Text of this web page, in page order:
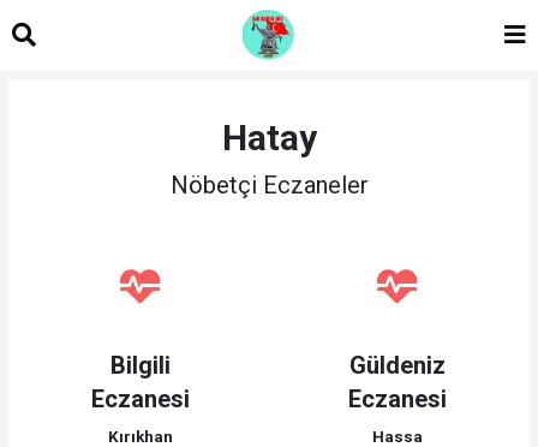
Hatay
Nöbetçi Eczaneler
Bilgili
Eczanesi
Kırıkhan
Güldeniz
Eczanesi
Hassa